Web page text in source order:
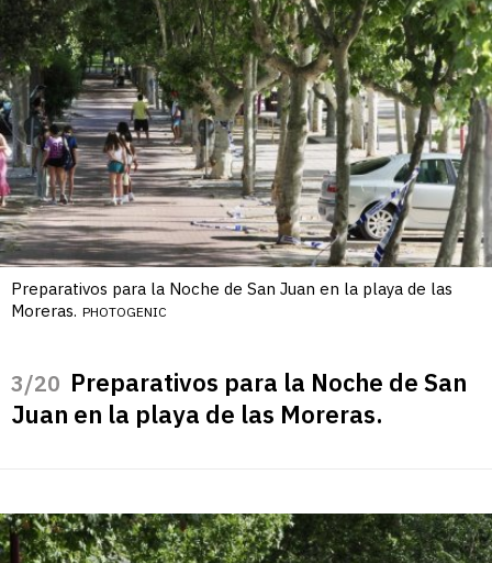
Preparativos para la Noche de San Juan en la playa de las
Moreras. PHOTOGENIC
/20 Preparativos para la Noche de San
Juan en la playa de las Moreras.